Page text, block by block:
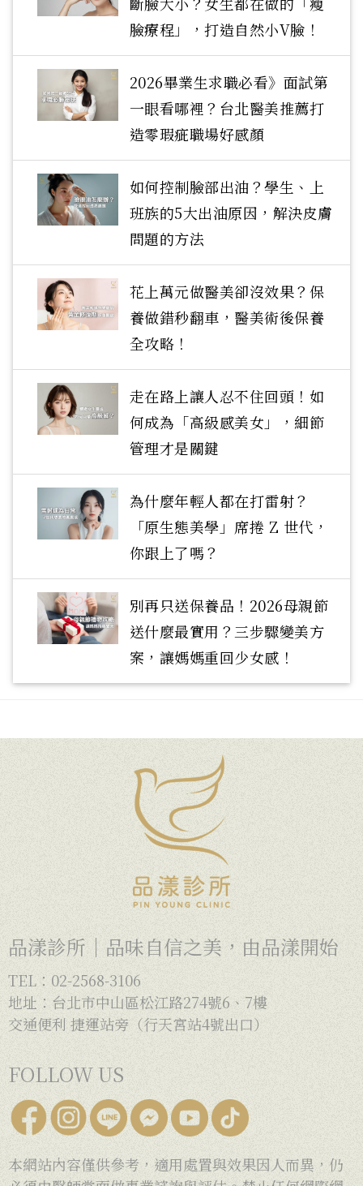
臉療程」，打造自然小V臉！
2026畢業生求職必看》面試第
一眼看哪裡？台北醫美推薦打
造零瑕疵職場好感顏
如何控制臉部出油？學生、上
班族的5大出油原因，解決皮膚
問題的方法
花上萬元做醫美卻沒效果？保
養做錯秒翻車，醫美術後保養
全攻略！
走在路上讓人忍不住回頭！如
何成為「高級感美女」，細節
管理才是關鍵
為什麼年輕人都在打雷射？
「原生態美學」席捲 Z 世代，
你跟上了嗎？
別再只送保養品！2026母親節
送什麼最實用？三步驟變美方
案，讓媽媽重回少女感！
品漾診所｜品味自信之美，由品漾開始
TEL：02-2568-3106
地址：台北市中山區松江路274號6、7樓
交通便利 捷運站旁（行天宮站4號出口）
FOLLOW US
本網站內容僅供參考，適用處置與效果因人而異，仍